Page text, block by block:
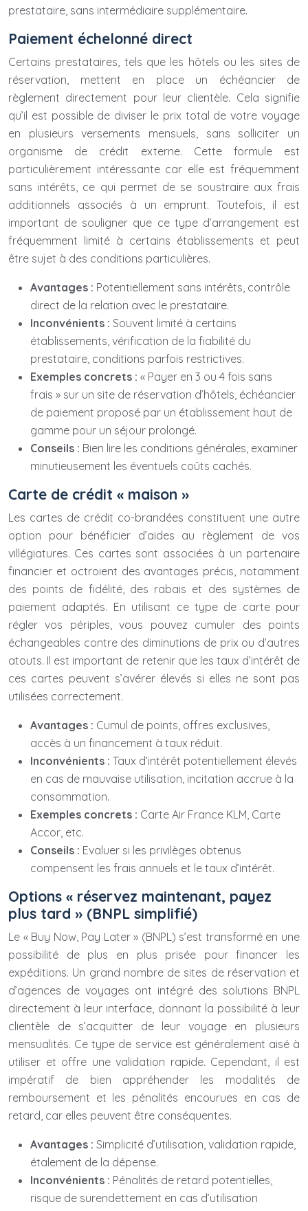
prestataire, sans intermédiaire supplémentaire.
Paiement échelonné direct
Certains prestataires, tels que les hôtels ou les sites de
réservation, mettent en place un échéancier de
règlement directement pour leur clientèle. Cela signifie
qu’il est possible de diviser le prix total de votre voyage
en plusieurs versements mensuels, sans solliciter un
organisme de crédit externe. Cette formule est
particulièrement intéressante car elle est fréquemment
sans intérêts, ce qui permet de se soustraire aux frais
additionnels associés à un emprunt. Toutefois, il est
important de souligner que ce type d’arrangement est
fréquemment limité à certains établissements et peut
être sujet à des conditions particulières.
Avantages : Potentiellement sans intérêts, contrôle
direct de la relation avec le prestataire.
Inconvénients : Souvent limité à certains
établissements, vérification de la fiabilité du
prestataire, conditions parfois restrictives.
Exemples concrets : « Payer en 3 ou 4 fois sans
frais » sur un site de réservation d’hôtels, échéancier
de paiement proposé par un établissement haut de
gamme pour un séjour prolongé.
Conseils : Bien lire les conditions générales, examiner
minutieusement les éventuels coûts cachés.
Carte de crédit « maison »
Les cartes de crédit co-brandées constituent une autre
option pour bénéficier d’aides au règlement de vos
villégiatures. Ces cartes sont associées à un partenaire
financier et octroient des avantages précis, notamment
des points de fidélité, des rabais et des systèmes de
paiement adaptés. En utilisant ce type de carte pour
régler vos périples, vous pouvez cumuler des points
échangeables contre des diminutions de prix ou d’autres
atouts. Il est important de retenir que les taux d’intérêt de
ces cartes peuvent s’avérer élevés si elles ne sont pas
utilisées correctement.
Avantages : Cumul de points, offres exclusives,
accès à un financement à taux réduit.
Inconvénients : Taux d’intérêt potentiellement élevés
en cas de mauvaise utilisation, incitation accrue à la
consommation.
Exemples concrets : Carte Air France KLM, Carte
Accor, etc.
Conseils : Evaluer si les privilèges obtenus
compensent les frais annuels et le taux d’intérêt.
Options « réservez maintenant, payez
plus tard » (BNPL simplifié)
Le « Buy Now, Pay Later » (BNPL) s’est transformé en une
possibilité de plus en plus prisée pour financer les
expéditions. Un grand nombre de sites de réservation et
d’agences de voyages ont intégré des solutions BNPL
directement à leur interface, donnant la possibilité à leur
clientèle de s’acquitter de leur voyage en plusieurs
mensualités. Ce type de service est généralement aisé à
utiliser et offre une validation rapide. Cependant, il est
impératif de bien appréhender les modalités de
remboursement et les pénalités encourues en cas de
retard, car elles peuvent être conséquentes.
Avantages : Simplicité d’utilisation, validation rapide,
étalement de la dépense.
Inconvénients : Pénalités de retard potentielles,
risque de surendettement en cas d’utilisation